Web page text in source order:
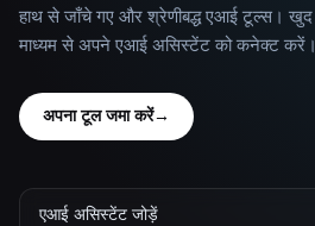
हाथ से जाँचे गए और श्रेणीबद्ध एआई टूल्स।
माध्यम से अपने एआई असिस्टेंट को कनेक्ट करें।
अपना टूल जमा करें→
एआई असिस्टेंट जोड़ें